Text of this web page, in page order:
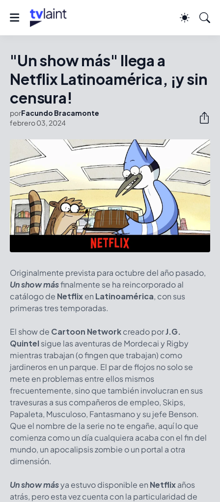
"Un show más" llega a
Netflix Latinoamérica, ¡y sin
censura!
porFacundo Bracamonte
febrero 03, 2024
Originalmente prevista para octubre del año pasado,
Un show másfinalmente se ha reincorporado al
catálogo de Netflixen Latinoamérica, con sus
primeras tres temporadas.
El show de Cartoon Networkcreado porJ.G.
Quintelsigue las aventuras de Mordecai y Rigby
mientras trabajan (o fingen que trabajan) como
jardineros en un parque. El par de flojos no solo se
mete en problemas entre ellos mismos
frecuentemente, sino que también involucran en sus
travesuras a sus compañeros de empleo, Skips,
Papaleta, Musculoso, Fantasmano y su jefe Benson.
Que el nombre de la serie no te engañe, aquí lo que
comienza como un día cualquiera acaba con el fin del
mundo, un apocalipsis zombie o un portal a otra
dimensión.
Un show másya estuvo disponible en Netflixaños
atrás, pero esta vez cuenta con la particularidad de